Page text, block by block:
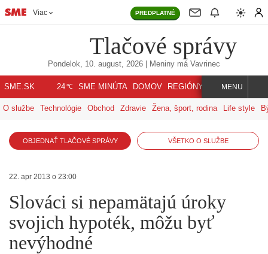
Viac PREDPLATNÉ
Tlačové správy
Pondelok, 10. august, 2026 | Meniny má Vavrinec
SME.SK 24℃ SME MINÚTA DOMOV REGIÓNY INDEX SVET
MENU
O službe Technológie Obchod Zdravie Žena, šport, rodina Life style
OBJEDNAŤ TLAČOVÉ SPRÁVY VŠETKO O SLUŽBE
22. apr 2013 o 23:00
Slováci si nepamätajú úroky
svojich hypoték, môžu byť
nevýhodné